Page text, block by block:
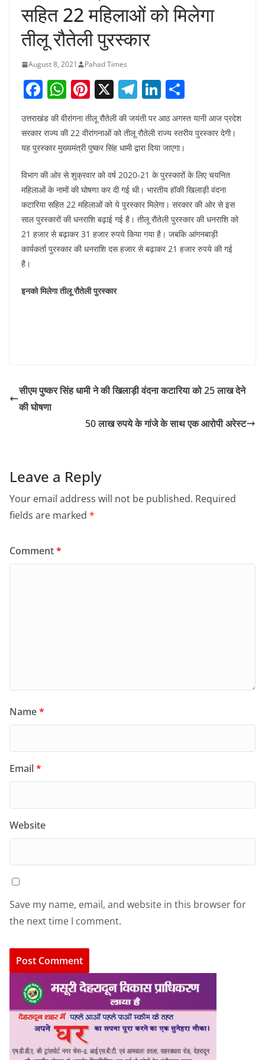
सहित 22 महिलाओं को मिलेगा
तीलू रौतेली पुरस्कार
August 8, 2021 Pahad Times
F
a
c
e
b
o
o
k
W
h
at
s
A
p
p
Pi
nt
er
e
st
X T
el
e
gr
m
Li
k
e
n
ar
उत्तराखंड की वीरांगना तीलू रौतेली की जयंती पर आठ अगस्त यानी आज प्रदेश
सरकार राज्य की 22 वीरांगनाओं को तीलू रौतेली राज्य स्तरीय पुरस्कार देगी।
यह पुरस्कार मुख्यमंत्री पुष्कर सिंह धामी द्वारा दिया जाएगा।
विभाग की ओर से शुक्रवार को वर्ष 2020-21 के पुरस्कारों के लिए चयनित
महिलाओं के नामों की घोषणा कर दी गई थी। भारतीय हॉकी खिलाड़ी वंदना
कटारिया सहित 22 महिलाओं को ये पुरस्कार मिलेगा। सरकार की ओर से इस
साल पुरस्कारों की धनराशि बढ़ाई गई है। तीलू रौतेली पुरस्कार की धनराशि को
21 हजार से बढ़ाकर 31 हजार रुपये किया गया है। जबकि आंगनबाड़ी
कार्यकर्ता पुरस्कार की धनराशि दस हजार से बढ़ाकर 21 हजार रुपये की गई
है।
इनको मिलेगा तीलू रौतेली पुरस्कार
सीएम पुष्कर सिंह धामी ने की खिलाड़ी वंदना कटारिया को 25 लाख देने
की घोषणा
50 लाख रुपये के गांजे के साथ एक आरोपी अरेस्ट
Leave a Reply
Your email address will not be published. Required
fields are marked *
Comment*
Name*
Email*
Website
Save my name, email, and website in this browser for
the next time I comment.